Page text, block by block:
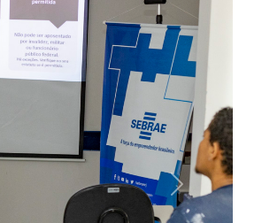
Próxima